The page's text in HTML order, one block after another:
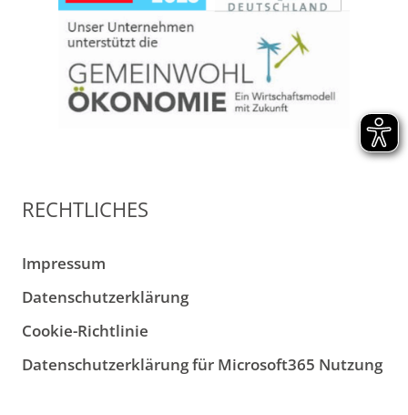
RECHTLICHES
Impressum
Datenschutzerklärung
Cookie-Richtlinie
Datenschutzerklärung für Microsoft365 Nutzung